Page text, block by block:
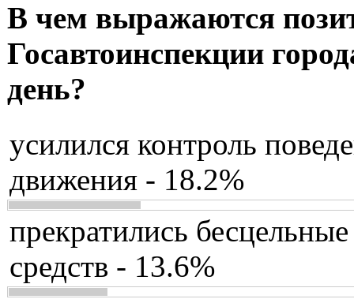
В чем выражаются
Госавтоинспекции
день?
усилился контроль
движения - 18.2%
прекратились
средств - 13.6%